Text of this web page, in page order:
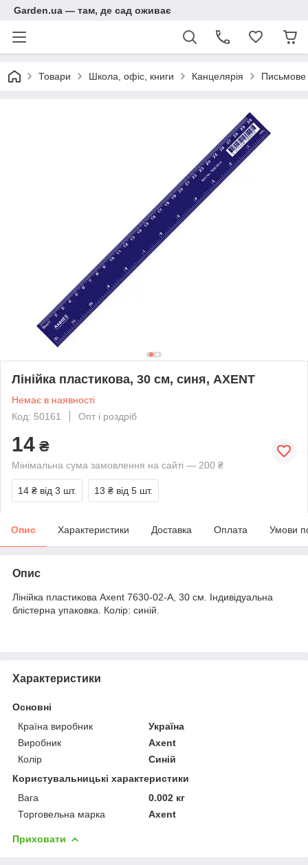
Garden.ua — там, де сад оживає
Товари Школа, офіс, книги Канцелярія
Лінійка пластикова, 30 см, синя, AXENT
Немає в наявності
Код: 50161
Опт і роздріб
14 ₴
Мінімальна сума замовлення на сайті — 200 ₴
14 ₴ від 3 шт. 13 ₴ від 5 шт.
Опис Характеристики Доставка Оплата Умови
Опис
Лінійка пластикова Axent 7630-02-A, 30 см. Індивідуальна
блістерна упаковка. Колір: синій.
Характеристики
Основні
Країна виробник
Україна
Виробник
Axent
Колір
Синій
Користувальницькі характеристики
Вага
0.002 кг
Торговельна марка
Axent
Приховати